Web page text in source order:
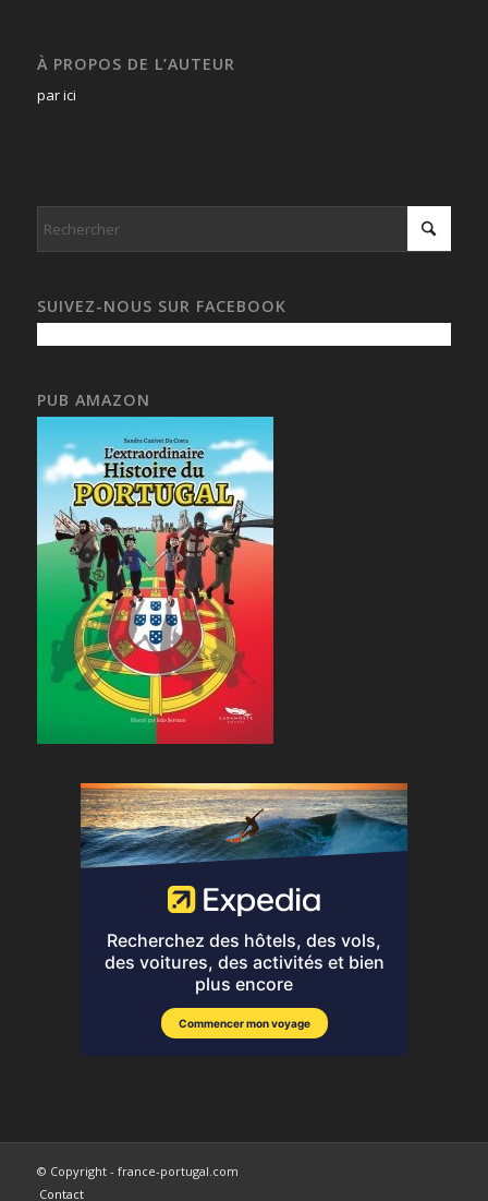
À PROPOS DE L’AUTEUR
par ici
SUIVEZ-NOUS SUR FACEBOOK
PUB AMAZON
© Copyright - france-portugal.com
Contact